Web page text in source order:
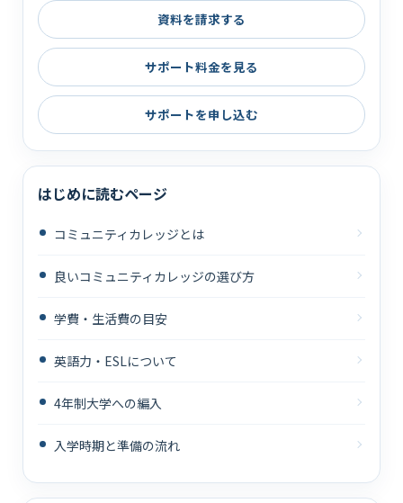
資料を請求する
サポート料金を見る
サポートを申し込む
はじめに読むページ
コミュニティカレッジとは
良いコミュニティカレッジの選び方
学費・生活費の目安
英語力・ESLについて
4年制大学への編入
入学時期と準備の流れ